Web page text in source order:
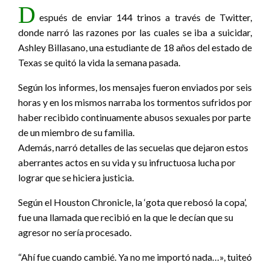
D espués de enviar 144 trinos a través de Twitter,
donde narró las razones por las cuales se iba a suicidar,
Ashley Billasano, una estudiante de 18 años del estado de
Texas se quitó la vida la semana pasada.
Según los informes, los mensajes fueron enviados por seis
horas y en los mismos narraba los tormentos sufridos por
haber recibido continuamente abusos sexuales por parte
de un miembro de su familia.
Además, narró detalles de las secuelas que dejaron estos
aberrantes actos en su vida y su infructuosa lucha por
lograr que se hiciera justicia.
Según el Houston Chronicle, la ‘gota que rebosó la copa’,
fue una llamada que recibió en la que le decían que su
agresor no sería procesado.
“Ahí fue cuando cambié. Ya no me importó nada…», tuiteó